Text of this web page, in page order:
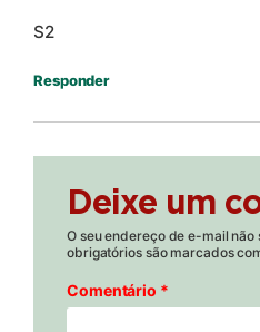
S2
Responder
Deixe um
O seu endereço de e-mail não
obrigatórios são marcados
Comentário *